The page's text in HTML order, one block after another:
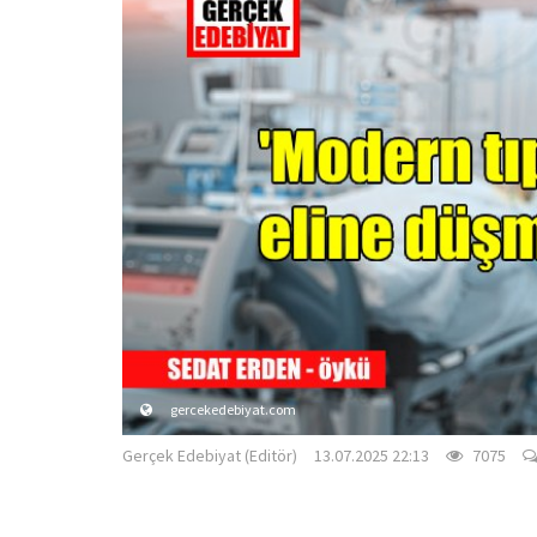
gercekedebiyat.com
Gerçek Edebiyat (Editör) 13.07.2025 22:13 7075